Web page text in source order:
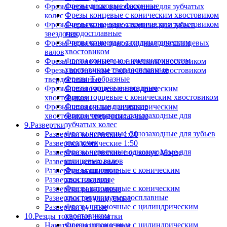
Фрезы червячные однозаходные для зубчатых
колес
Фрезы червячные однозаходные для зубьев
звездочек
Фрезы червячные однозаходные для шлицевых
валов
Фрезы шпоночные с коническим хвостовиком
Фрезы шпоночные с коническим хвостовиком
твердосплавные
Фрезы шпоночные с цилиндрическим
хвостовиком
Фрезы шпоночные с цилиндрическим
хвостовиком твердосплавные
9.Развертки
Развертки конические 1:30
Развертки конические 1:50
Развертки конические под конус Морзе
Развертки котельные
Развертки машинные
Развертки насадные
Развертки разжимные
Развертки регулируемые
Развертки ручные
10.Резцы токарные, накатки
Накатки и ролики к ним
Фрезы дисковые фасонные
Фрезы концевые с коническим хвостовиком
Фрезы концевые с коническим хвостовиком
твердосплавные
Фрезы концевые с цилиндрическим
хвостовиком
Фрезы концевые с цилиндрическим
хвостовиком твердосплавные
Фрезы Т-образные
Фрезы торцевые насадные
Фрезы торцевые с коническим хвостовиком
Фрезы цилиндрические
Фрезы червячные однозаходные для
зубчатых колес
Фрезы червячные однозаходные для зубьев
звездочек
Фрезы червячные однозаходные для
шлицевых валов
Фрезы шпоночные с коническим
хвостовиком
Фрезы шпоночные с коническим
хвостовиком твердосплавные
Фрезы шпоночные с цилиндрическим
хвостовиком
Фрезы шпоночные с цилиндрическим